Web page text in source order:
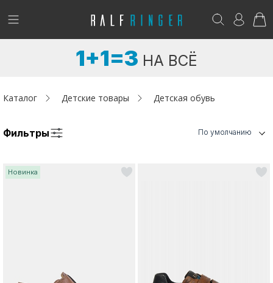
!
Женщинам
Возникли вопросы? - club@ralf.ru
1+1=3 НА ВСЁ
Каталог Детские товары Детская обувь
Фильтры По умолчанию
Новинка